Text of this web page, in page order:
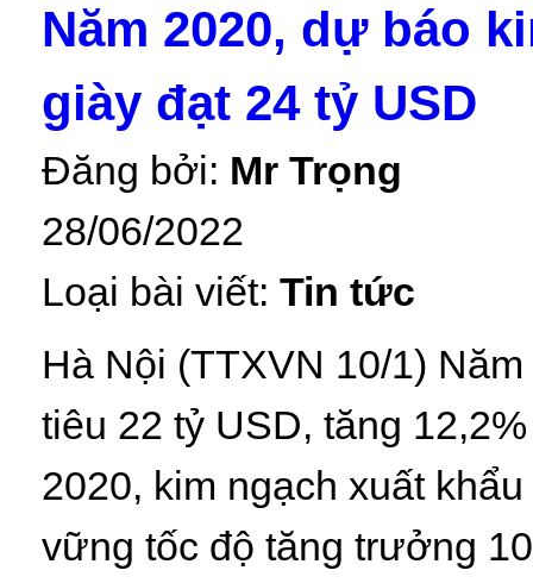
Năm 2020, dự báo
giày đạt 24 tỷ USD
Đăng bởi: Mr Trọng
28/06/2022
Loại bài viết: Tin tức
Hà Nội (TTXVN 10/1)
tiêu 22 tỷ USD, tăng
2020, kim ngạch xuất
vững tốc độ tăng trưởng